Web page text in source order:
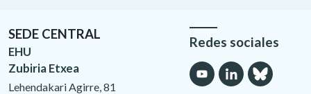
SEDE CENTRAL
EHU
Zubiria Etxea
Lehendakari Agirre, 81
Redes sociales